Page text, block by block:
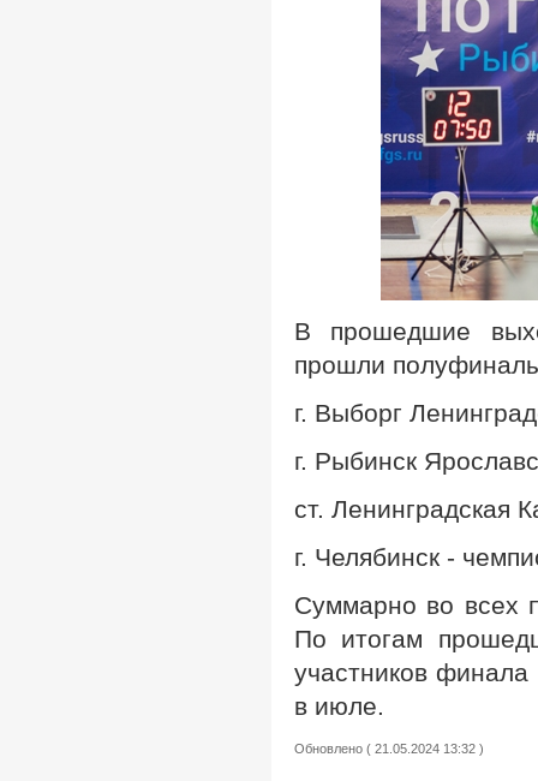
В прошедшие
прошли
г. Выборг
г. Рыбинск
ст. Ленинградская
г. Челябинск -
Суммарно во всех
По итогам
участников
в июле.
Обновлено ( 21.05.2024 13:32 )